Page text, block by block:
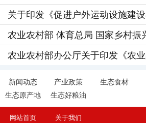
加强生态环境分区管控的意见
关于印发《促进户外运动设施建
服务提升行动方案(2023—2025
年)》的通知
农业农村部 体育总局 国家乡村振
局关于推进“十四五”农民体育高质
发展的指导意见
农业农村部办公厅关于印发《农
牌精品培育计划（2022-2025年）
的通知
新闻动态 产业政策 生态食材
生态原产地
生态好粮油
网站首页 关于我们